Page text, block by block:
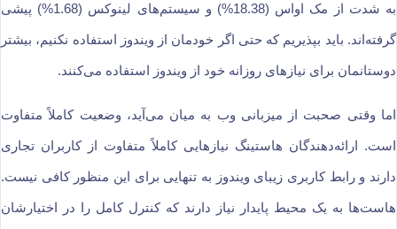
به شدت از مک او‌اس (18.38%) و سیستم‌های لینوکس (1.68%) پیشی
گرفته‌اند. باید بپذیریم که حتی اگر خودمان از ویندوز استفاده نکنیم، بیشتر
دوستانمان برای نیازهای روزانه خود از ویندوز استفاده می‌کنند.
اما وقتی صحبت از میزبانی وب به میان می‌آید، وضعیت کاملاً متفاوت
است. ارائه‌دهندگان هاستینگ نیازهایی کاملاً متفاوت از کاربران تجاری
دارند و رابط کاربری زیبای ویندوز به تنهایی برای این منظور کافی نیست.
هاست‌ها به یک محیط پایدار نیاز دارند که کنترل کامل را در اختیارشان